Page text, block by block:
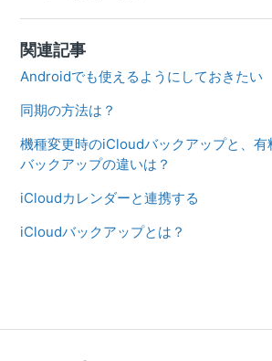
関連記事
Androidでも使えるようにしておきたい
同期の方法は？
機種変更時のiCloudバックアップと、
バックアップの違いは？
iCloudカレンダーと連携する
iCloudバックアップとは？